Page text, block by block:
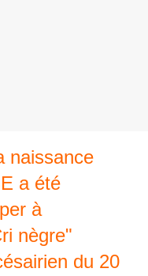
naissance
a été
à
nègre"
du 20